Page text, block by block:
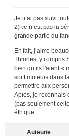
Je n’ai pas suivi
2) ce n’est pas la
grande partie du
En fait, j’aime
Thrones, y compris
bien qu’ils l’aient
sont moteurs dans
permettre aux
Après, je reconnais
(pas seulement
éthique.
Auteur/e